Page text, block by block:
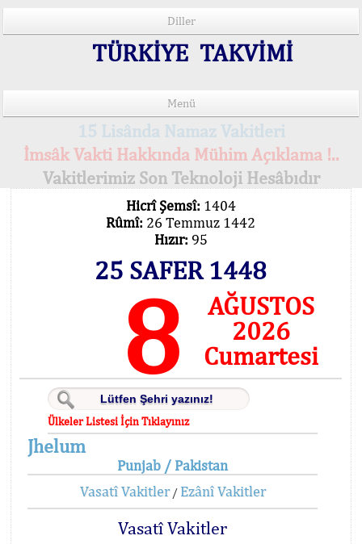
Diller
TÜRKİYE TAKVİMİ
Menü
15 Lisânda Namaz Vakitleri
İmsâk Vakti Hakkında Mühim Açıklama !..
Vakitlerimiz Son Teknoloji Hesâbıdır
Hicrî Şemsî: 1404
Rûmî: 26 Temmuz 1442
Hızır: 95
25 SAFER 1448
8
AĞUSTOS
2026
Cumartesi
Ülkeler Listesi İçin Tıklayınız
Jhelum
Punjab / Pakistan
Vasatî Vakitler/ Ezânî Vakitler
Vasatî Vakitler